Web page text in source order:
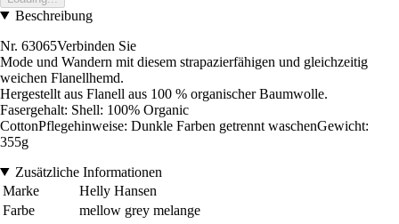
Beschreibung
Nr. 63065Verbinden Sie
Mode und Wandern mit diesem strapazierfähigen und gleichzeitig
weichen Flanellhemd.
Hergestellt aus Flanell aus 100 % organischer Baumwolle.
Fasergehalt: Shell: 100% Organic
CottonPflegehinweise: Dunkle Farben getrennt waschenGewicht:
355g
Zusätzliche Informationen
Marke
Helly Hansen
Farbe
mellow grey melange